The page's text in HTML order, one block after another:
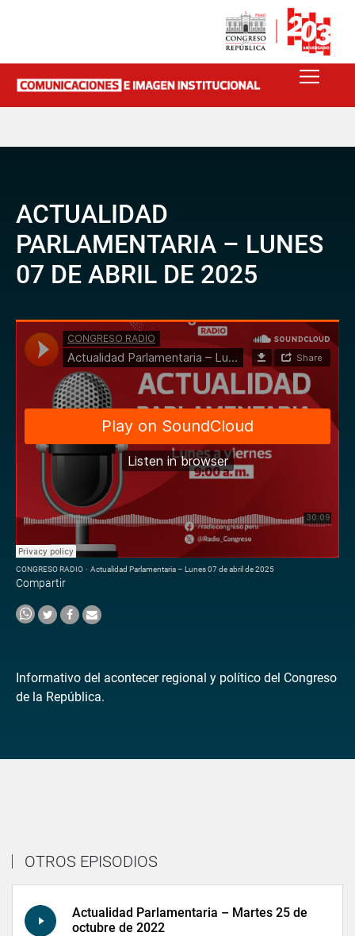
ACTUALIDAD
PARLAMENTARIA – LUNES
07 DE ABRIL DE 2025
CONGRESO RADIO · Actualidad Parlamentaria – Lunes 07 de abril de 2025
Compartir
Informativo del acontecer regional y político del Congreso
de la República.
OTROS EPISODIOS
Actualidad Parlamentaria – Martes 25 de
octubre de 2022